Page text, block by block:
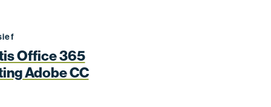
Office 365
Adobe CC